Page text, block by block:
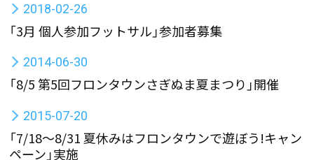
2018-02-26
「3月 個人参加フットサル」参加者募集
2014-06-30
「8/5 第5回フロンタウンさぎぬま夏まつり」開催
2015-07-20
「7/18〜8/31 夏休みはフロンタウンで遊ぼう!キャン
ペーン」実施